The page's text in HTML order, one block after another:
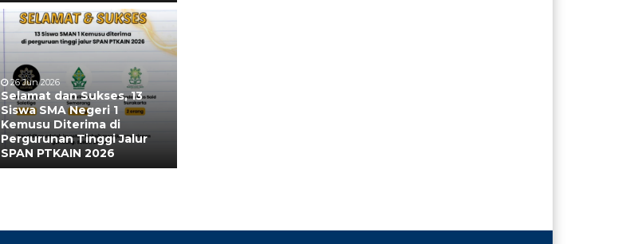
26 Jun 2026
Selamat dan Sukses, 13
Siswa SMA Negeri 1
Kemusu Diterima di
Pergurunan Tinggi Jalur
SPAN PTKAIN 2026